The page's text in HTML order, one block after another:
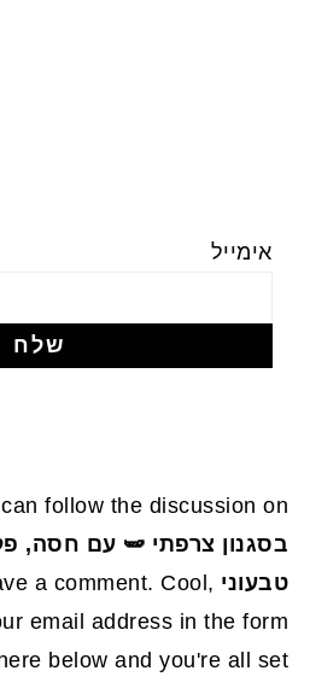
אימייל
follow the discussion on
בסגנון צרפתי 🫛
טבעוני a comment. Cool,
email address in the form
below and you're all set.